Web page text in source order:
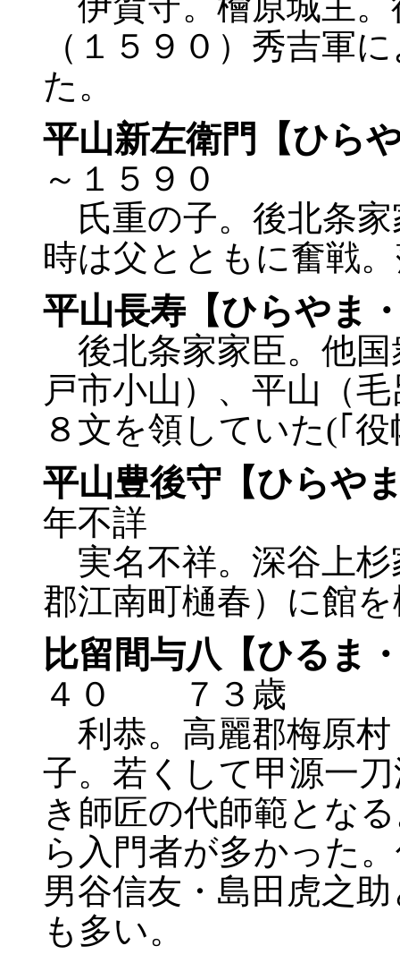
（１５９０）秀吉軍
た。
平山新左衛門【ひら
～１５９０
氏重の子。後北条家
時は父とともに奮戦
平山長寿【ひらやま
後北条家家臣。他国
戸市小山）、平山（
８文を領していた(｢役
平山豊後守【ひらや
年不詳
実名不祥。深谷上杉
郡江南町樋春）に館
比留間与八【ひるま
４０ ７３歳
利恭。高麗郡梅原村
子。若くして甲源一
き師匠の代師範とな
ら入門者が多かった
男谷信友・島田虎之
も多い。